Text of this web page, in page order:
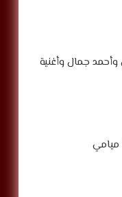
جمال وأغنية
ميامي